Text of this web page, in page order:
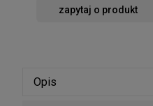
zapytaj o produkt
Opis